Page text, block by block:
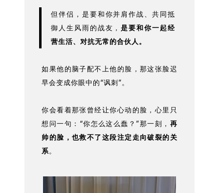
但伴侣，是要和你并肩作战、共同抵
御人生风雨的战友，是要和你一起经
营生活、对抗无常的合伙人。
如果他的脑子配不上他的脸，那这张脸迟
早会变成你眼中的“讽刺”。
你会看着那张曾经让你心动的脸，心里只
想问一句：“你怎么这么蠢？”那一刻， 再
帅的脸，也救不了这段注定走向破裂的关
系。